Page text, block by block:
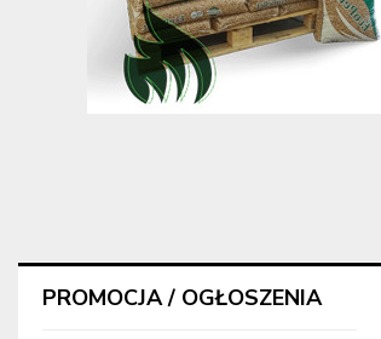
PROMOCJA / OGŁOSZENIA